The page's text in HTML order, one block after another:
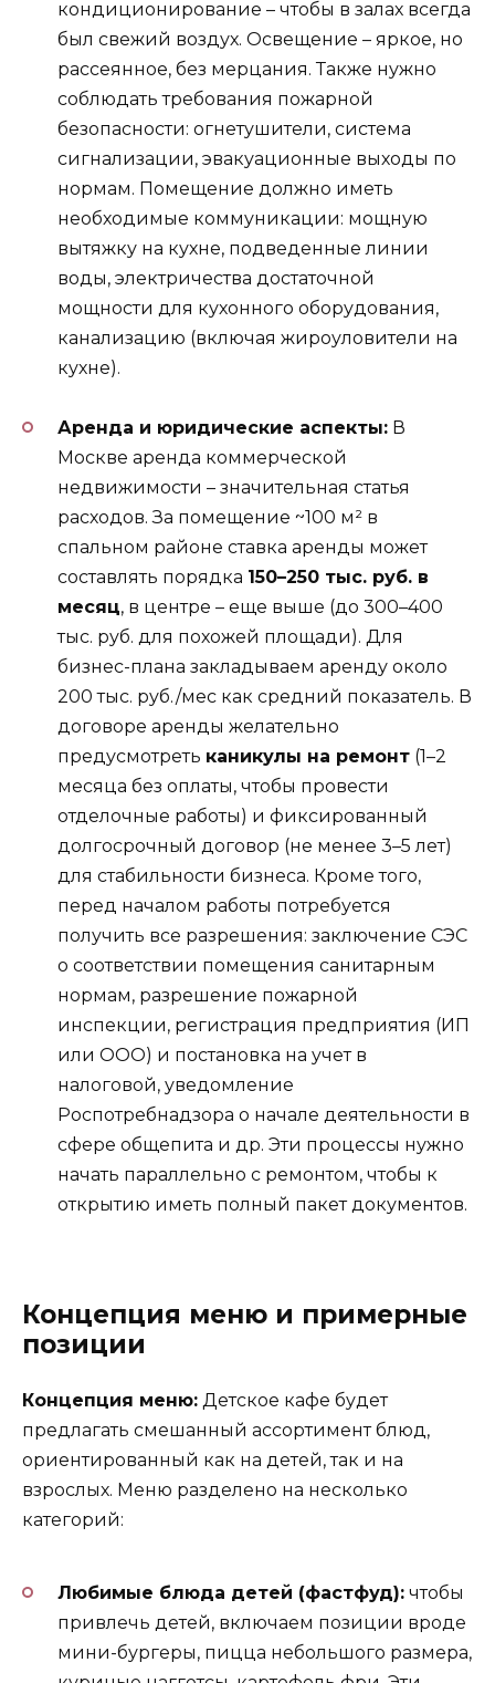
кондиционирование – чтобы в залах всегда
был свежий воздух​. Освещение – яркое, но
рассеянное, без мерцания. Также нужно
соблюдать требования пожарной
безопасности: огнетушители, система
сигнализации, эвакуационные выходы по
нормам. Помещение должно иметь
необходимые коммуникации: мощную
вытяжку на кухне, подведенные линии
воды, электричества достаточной
мощности для кухонного оборудования,
канализацию (включая жироуловители на
кухне).
Аренда и юридические аспекты: В
Москве аренда коммерческой
недвижимости – значительная статья
расходов. За помещение ~100 м² в
спальном районе ставка аренды может
составлять порядка 150–250 тыс. руб. в
месяц, в центре – еще выше (до 300–400
тыс. руб. для похожей площади). Для
бизнес-плана закладываем аренду около
200 тыс. руб./мес как средний показатель. В
договоре аренды желательно
предусмотреть каникулы на ремонт (1–2
месяца без оплаты, чтобы провести
отделочные работы) и фиксированный
долгосрочный договор (не менее 3–5 лет)
для стабильности бизнеса. Кроме того,
перед началом работы потребуется
получить все разрешения: заключение СЭС
о соответствии помещения санитарным
нормам, разрешение пожарной
инспекции, регистрация предприятия (ИП
или ООО) и постановка на учет в
налоговой, уведомление
Роспотребнадзора о начале деятельности в
сфере общепита и др. Эти процессы нужно
начать параллельно с ремонтом, чтобы к
открытию иметь полный пакет документов.
Концепция меню и примерные
позиции
Концепция меню: Детское кафе будет
предлагать смешанный ассортимент блюд,
ориентированный как на детей, так и на
взрослых. Меню разделено на несколько
категорий:
Любимые блюда детей (фастфуд): чтобы
привлечь детей, включаем позиции вроде
мини-бургеры, пицца небольшого размера,